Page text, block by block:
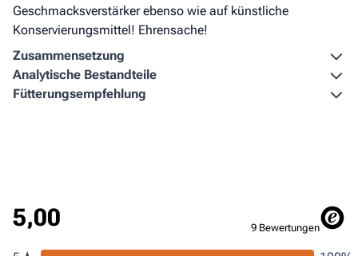
Geschmacksverstärker ebenso wie auf künstliche
Konservierungsmittel! Ehrensache!
Zusammen­setzung
Analytische Bestandteile
Fütterungs­empfehlung